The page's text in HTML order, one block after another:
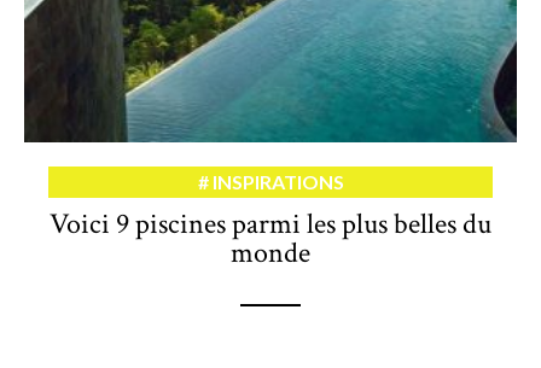
INSPIRATIONS
Voici 9 piscines parmi les plus belles du
monde